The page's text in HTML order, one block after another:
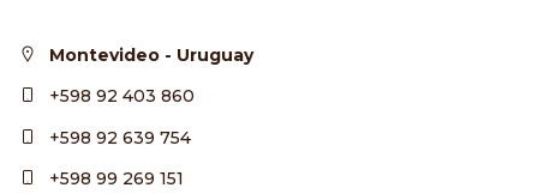
Montevideo - Uruguay
+598 92 403 860
+598 92 639 754
+598 99 269 151